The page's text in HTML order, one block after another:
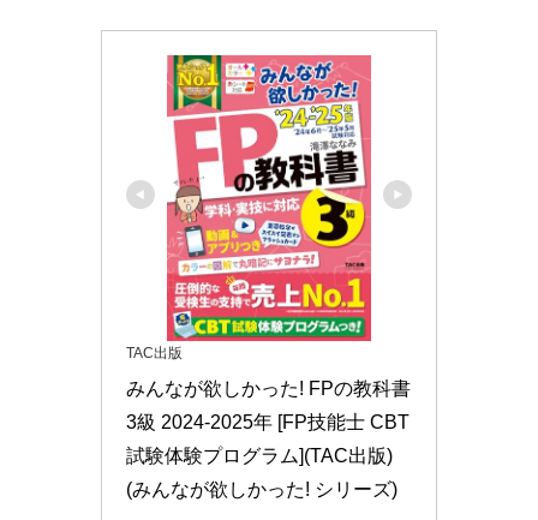
TAC出版
みんなが欲しかった! FPの教科書
3級 2024-2025年 [FP技能士 CBT
試験体験プログラム](TAC出版)
(みんなが欲しかった! シリーズ)